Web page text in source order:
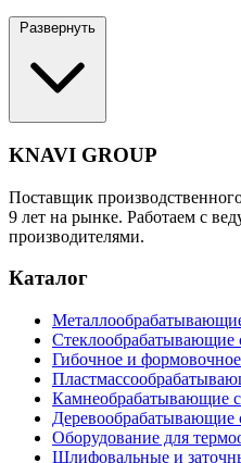
Развернуть
KNAVI GROUP
Поставщик
9 лет на рынке. Работаем с
производителями.
Каталог
Стеклообрабатывающие
Гибочное и
Камнеобрабатывающие
Деревообрабатывающие
Оборудование для
Шлифовальные и